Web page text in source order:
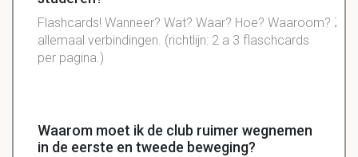
Flashcards! Wanneer? Wat? Waar? Hoe? Waaroom? Zijn
allemaal verbindingen. (richtlijn: 2 a 3 flaschcards
per pagina.)
Waarom moet ik de club ruimer wegnemen
in de eerste en tweede beweging?